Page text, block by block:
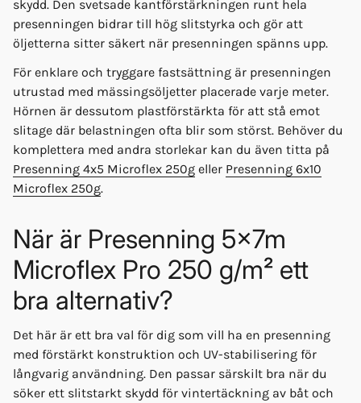
skydd. Den svetsade kantförstärkningen runt hela
presenningen bidrar till hög slitstyrka och gör att
öljetterna sitter säkert när presenningen spänns upp.
För enklare och tryggare fastsättning är presenningen
utrustad med mässingsöljetter placerade varje meter.
Hörnen är dessutom plastförstärkta för att stå emot
slitage där belastningen ofta blir som störst. Behöver du
komplettera med andra storlekar kan du även titta på
Presenning 4x5 Microflex 250g eller Presenning 6x10
Microflex 250g.
När är Presenning 5x7m
Microflex Pro 250 g/m² ett
bra alternativ?
Det här är ett bra val för dig som vill ha en presenning
med förstärkt konstruktion och UV-stabilisering för
långvarig användning. Den passar särskilt bra när du
söker ett slitstarkt skydd för vintertäckning av båt och